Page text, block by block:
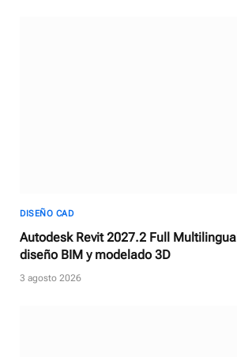
DISEÑO CAD
Autodesk Revit 2027.2 Full
diseño BIM y modelado 3D
3 agosto 2026